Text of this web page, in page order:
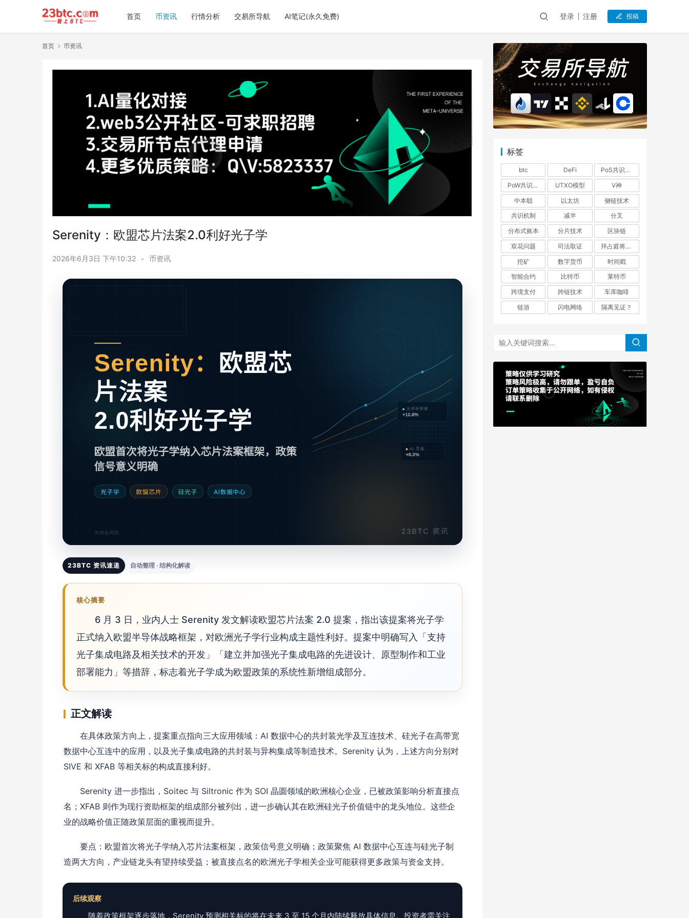
首页 币资讯 行情分析 交易所导航 AI笔记(永久免费) 登录 注册 投稿
首页 币资讯
Serenity：欧盟芯片法案2.0利好光子学
2026年6月3日 下午10:32 • 币资讯
23BTC 资讯速递 自动整理 · 结构化解读
核心摘要
6 月 3 日，业内人士 Serenity 发文解读欧盟芯片法案 2.0 提案，指出该提案将光子学
正式纳入欧盟半导体战略框架，对欧洲光子学行业构成主题性利好。提案中明确写入「支持
光子集成电路及相关技术的开发」「建立并加强光子集成电路的先进设计、原型制作和工业
部署能力」等措辞，标志着光子学成为欧盟政策的系统性新增组成部分。
正文解读
在具体政策方向上，提案重点指向三大应用领域：AI 数据中心的共封装光学及互连技术、硅光子在高带宽
数据中心互连中的应用，以及光子集成电路的共封装与异构集成等制造技术。Serenity 认为，上述方向分别对
SIVE 和 XFAB 等相关标的构成直接利好。
Serenity 进一步指出，Soitec 与 Siltronic 作为 SOI 晶圆领域的欧洲核心企业，已被政策影响分析直接点
名；XFAB 则作为现行资助框架的组成部分被列出，进一步确认其在欧洲硅光子价值链中的龙头地位。这些企
业的战略价值正随政策层面的重视而提升。
要点：欧盟首次将光子学纳入芯片法案框架，政策信号意义明确；政策聚焦 AI 数据中心互连与硅光子制
造两大方向，产业链龙头有望持续受益；被直接点名的欧洲光子学相关企业可能获得更多政策与资金支持。
后续观察
随着政策框架逐步落地，Serenity 预测相关标的将在未来 3 至 15 个月内陆续释放具体信息。投资者需关注
标签
btc DeFi
PoS共识机制
PoW共识机制
UTXO模型
V神
中本聪
以太坊
侧链技术
共识机制
减半
分叉
分布式账本
分片技术
区块链
双花问题
司法取证
拜占庭将军问题
挖矿
数字货币
时间戳
智能合约
比特币
莱特币
跨境支付
跨链技术
车库咖啡
链游
闪电网络 隔离见证？